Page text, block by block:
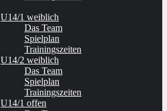
U14/1 weiblich
Das Team
Spielplan
Trainingszeiten
U14/2 weiblich
Das Team
Spielplan
Trainingszeiten
U14/1 offen